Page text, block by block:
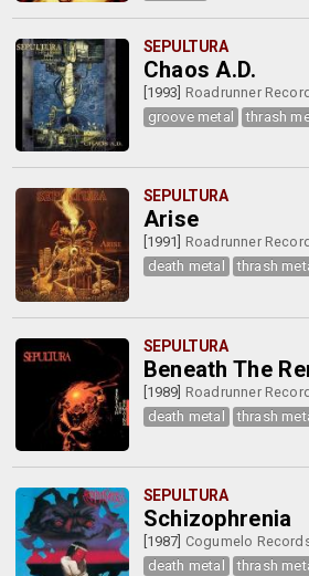
SEPULTURA
Chaos A.D.
[1993] Roadrunner
groove metal
thrash
SEPULTURA
Arise
[1991] Roadrunner
death metal
thrash
SEPULTURA
Beneath The
[1989] Roadrunner
death metal
thrash
SEPULTURA
Schizophrenia
[1987] Cogumelo
death metal
thrash